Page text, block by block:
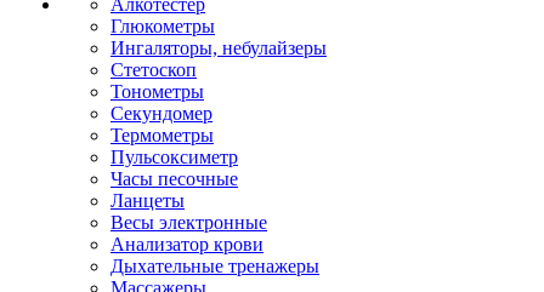
Алкотестер
Глюкометры
Ингаляторы, небулайзеры
Стетоскоп
Тонометры
Секундомер
Термометры
Пульсоксиметр
Часы песочные
Ланцеты
Весы электронные
Анализатор крови
Дыхательные тренажеры
Массажеры